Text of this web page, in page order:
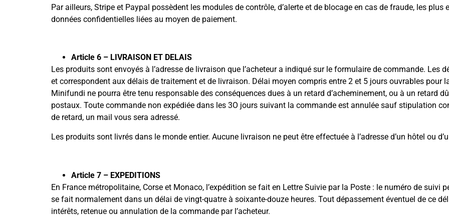
Par ailleurs, Stripe et Paypal possèdent les modules de contrôle, d’alerte et de blocage en cas de fraude, les
données confidentielles liées au moyen de paiement.
Article 6 – LIVRAISON ET DELAIS
Les produits sont envoyés à l’adresse de livraison que l’acheteur a indiqué sur le formulaire de commande. Les
et correspondent aux délais de traitement et de livraison. Délai moyen compris entre 2 et 5 jours ouvrables pour
Minifundi ne pourra être tenu responsable des conséquences dues à un retard d’acheminement, ou à un retard
postaux. Toute commande non expédiée dans les 3O jours suivant la commande est annulée sauf stipulation
de retard, un mail vous sera adressé.
Les produits sont livrés dans le monde entier. Aucune livraison ne peut être effectuée à l’adresse d’un hôtel ou
Article 7 – EXPEDITIONS
En France métropolitaine, Corse et Monaco, l’expédition se fait en Lettre Suivie par la Poste : le numéro de suivi
se fait normalement dans un délai de vingt-quatre à soixante-douze heures. Tout dépassement éventuel de ce
intérêts, retenue ou annulation de la commande par l’acheteur.